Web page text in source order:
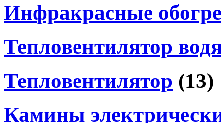
Инфракрасные
Тепловентилятор
Тепловентилятор (13)
Камины